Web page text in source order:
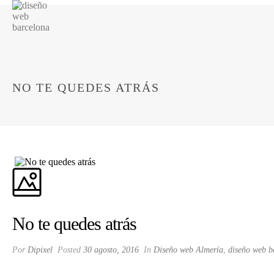
NO TE QUEDES ATRÁS
No te quedes atrás
Por Dipixel Posted 30 agosto, 2016 In Diseño web Almería, diseño web